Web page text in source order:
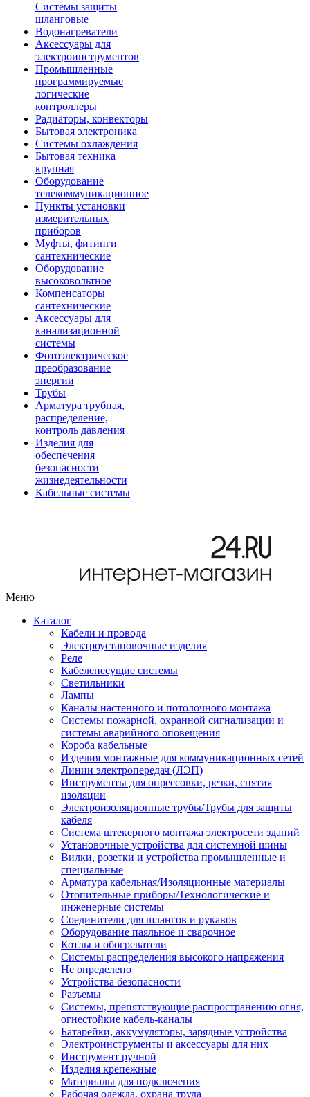
Системы защиты
шланговые
Водонагреватели
Аксессуары для
электроинструментов
Промышленные
программируемые
логические
контроллеры
Радиаторы, конвекторы
Бытовая электроника
Системы охлаждения
Бытовая техника
крупная
Оборудование
телекоммуникационное
Пункты установки
измерительных
приборов
Муфты, фитинги
сантехнические
Оборудование
высоковольтное
Компенсаторы
сантехнические
Аксессуары для
канализационной
системы
Фотоэлектрическое
преобразование
энергии
Трубы
Арматура трубная,
распределение,
контроль давления
Изделия для
обеспечения
безопасности
жизнедеятельности
Кабельные системы
Меню
Каталог
Кабели и провода
Электроустановочные изделия
Реле
Кабеленесущие системы
Светильники
Лампы
Каналы настенного и потолочного монтажа
Системы пожарной, охранной сигнализации и
системы аварийного оповещения
Короба кабельные
Изделия монтажные для коммуникационных сетей
Линии электропередач (ЛЭП)
Инструменты для опрессовки, резки, снятия
изоляции
Электроизоляционные трубы/Трубы для защиты
кабеля
Система штекерного монтажа электросети зданий
Установочные устройства для системной шины
Вилки, розетки и устройства промышленные и
специальные
Арматура кабельная/Изоляционные материалы
Отопительные приборы/Технологические и
инженерные системы
Соединители для шлангов и рукавов
Оборудование паяльное и сварочное
Котлы и обогреватели
Системы распределения высокого напряжения
Не определено
Устройства безопасности
Разъемы
Системы, препятствующие распространению огня,
огнестойкие кабель-каналы
Батарейки, аккумуляторы, зарядные устройства
Электроинструменты и аксессуары для них
Инструмент ручной
Изделия крепежные
Материалы для подключения
Рабочая одежда, охрана труда